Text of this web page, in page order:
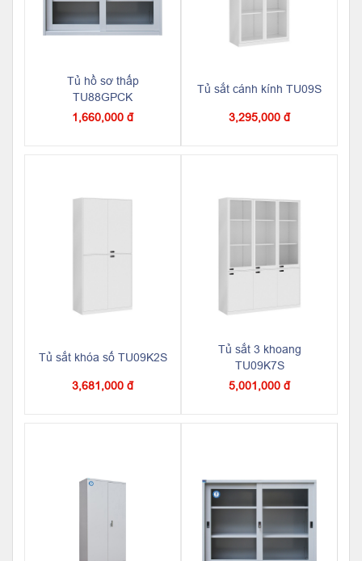
Tủ hồ sơ thấp
TU88GPCK
1,660,000 đ
Tủ sắt cánh kính TU09S
3,295,000 đ
Tủ sắt khóa số TU09K2S
3,681,000 đ
Tủ sắt 3 khoang
TU09K7S
5,001,000 đ